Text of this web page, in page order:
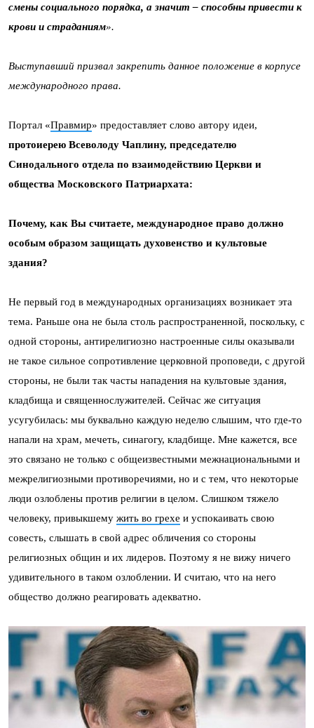
смены социального порядка, а значит – способны привести к
крови и страданиям».
Выступавший призвал закрепить данное положение в корпусе
международного права.
Портал «Правмир» предоставляет слово автору идеи,
протоиерею Всеволоду Чаплину, председателю
Синодального отдела по взаимодействию Церкви и
общества Московского Патриархата:
Почему, как Вы считаете, международное право должно
особым образом защищать духовенство и культовые
здания?
Не первый год в международных организациях возникает эта
тема. Раньше она не была столь распространенной, поскольку, с
одной стороны, антирелигиозно настроенные силы оказывали
не такое сильное сопротивление церковной проповеди, с другой
стороны, не были так часты нападения на культовые здания,
кладбища и священнослужителей. Сейчас же ситуация
усугубилась: мы буквально каждую неделю слышим, что где-то
напали на храм, мечеть, синагогу, кладбище. Мне кажется, все
это связано не только с общеизвестными межнациональными и
межрелигиозными противоречиями, но и с тем, что некоторые
люди озлоблены против религии в целом. Слишком тяжело
человеку, привыкшему жить во грехе и успокаивать свою
совесть, слышать в свой адрес обличения со стороны
религиозных общин и их лидеров. Поэтому я не вижу ничего
удивительного в таком озлоблении. И считаю, что на него
общество должно реагировать адекватно.